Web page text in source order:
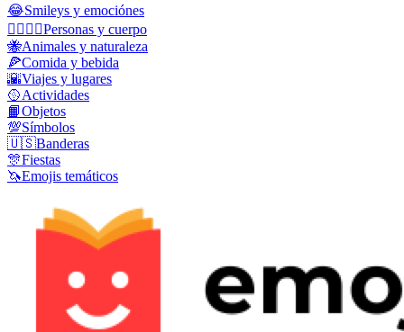
😂Smileys y emociónes
👩‍❤️‍💋‍👨Personas y cuerpo
🐝Animales y naturaleza
🍕Comida y bebida
🌇Viajes y lugares
🥎Actividades
📙Objetos
💯Símbolos
🇺🇸Banderas
🎊Fiestas
🦄Emojis temáticos